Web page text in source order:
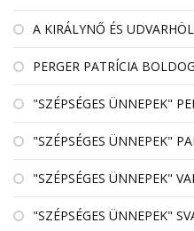
A KIRÁLYNŐ ÉS
PERGER PATRÍCIA
"SZÉPSÉGES ÜNNEPEK"
"SZÉPSÉGES ÜNNEPEK"
"SZÉPSÉGES ÜNNEPEK"
"SZÉPSÉGES ÜNNEPEK"